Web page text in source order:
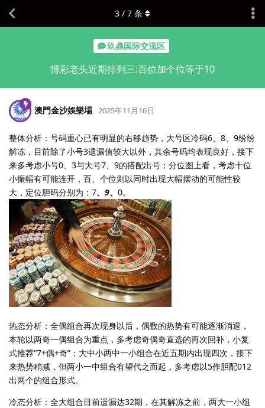
玖鼎国际交流区
博彩老头近期排列三:百位加个位等于10
3 / 7 条
澳門金沙娛樂場 2025年11月16日
整体分析：号码重心已有明显的右移趋势，大号区冷码6、8、9纷纷
解冻，目前除了小号3遗漏值较大以外，其余号码均表现良好，接下
来多考虑小号0、3与大号7、9的搭配出号；分位图上看，考虑十位
小振幅有可能连开，百、个位则以同时出现大幅摆动的可能性较
大，定位胆码分别为：7、 9、 0。
热态分析：全偶组合再次现身以后，偶数的热势有可能逐渐消退，
本轮以两奇一偶组合为重点，多考虑奇偶奇直选的再次回补，小复
式推荐“7+偶+奇”；大中小两中一小组合在近五期内出现四次，接下
来热势稍减，但两小一中组合有望代之而起，多考虑以5作胆配012
出两个的组合形式。
冷态分析：全大组合目前遗漏达32期，在其解冻之前，两大一小组